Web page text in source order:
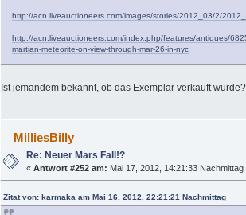
http://acn.liveauctioneers.com/images/stories/2012_03/2/
http://acn.liveauctioneers.com/index.php/features/antiques/
martian-meteorite-on-view-through-mar-26-in-nyc
Ist jemandem bekannt, ob das Exemplar verkauft wurde?
MilliesBilly
Re: Neuer Mars Fall!?
«Antwort #252 am: Mai 17, 2012, 14:21:33 Nachmittag
Zitat von: karmaka am Mai 16, 2012, 22:21:21 Nachmittag